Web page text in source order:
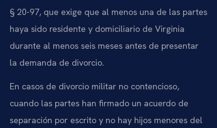
§ 20-97, que exige que al menos una de las partes
haya sido residente y domiciliario de Virginia
durante al menos seis meses antes de presentar
la demanda de divorcio.
En casos de divorcio militar no contencioso,
cuando las partes han firmado un acuerdo de
separación por escrito y no hay hijos menores del